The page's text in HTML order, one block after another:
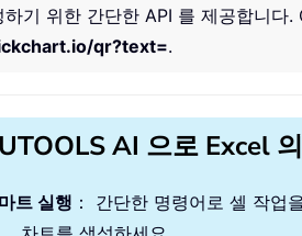
기 위한 간단한 API 를 제공합니다.
qr?text=.
AI 으로 Excel
트 실행 ： 간단한 명령어로 셀 작업